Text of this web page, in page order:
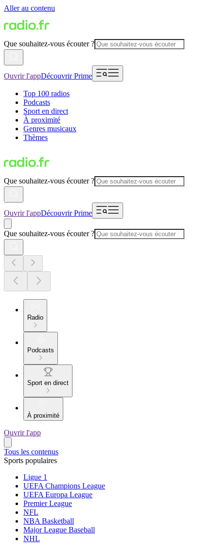
Aller au contenu
Que souhaitez-vous écouter ?
Ouvrir l'appDécouvrir Prime
Top 100 radios
Podcasts
Sport en direct
À proximité
Genres musicaux
Thèmes
Que souhaitez-vous écouter ?
Ouvrir l'appDécouvrir Prime
Que souhaitez-vous écouter ?
Radio
Podcasts
Sport en direct
À proximité
Ouvrir l'app
Tous les contenus
Sports populaires
Ligue 1
UEFA Champions League
UEFA Europa League
Premier League
NFL
NBA Basketball
Major League Baseball
NHL